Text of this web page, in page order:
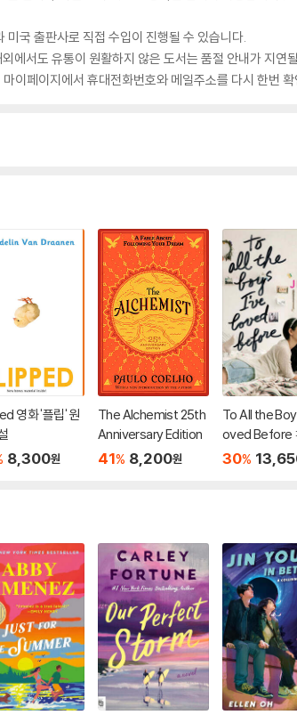
국 출판사로 직접 수입이 진행될 수 있습니다.
에서도 유통이 원활하지 않은 도서는 품절 안내가 지연
이페이지에서 휴대전화번호와 메일주소를 다시 한번
영화 '플립' 원
8,300원
The Alchemist 25th
Anniversary Edition
41% 8,200원
To All the
oved Before :
스 영화 '내가 사
30%